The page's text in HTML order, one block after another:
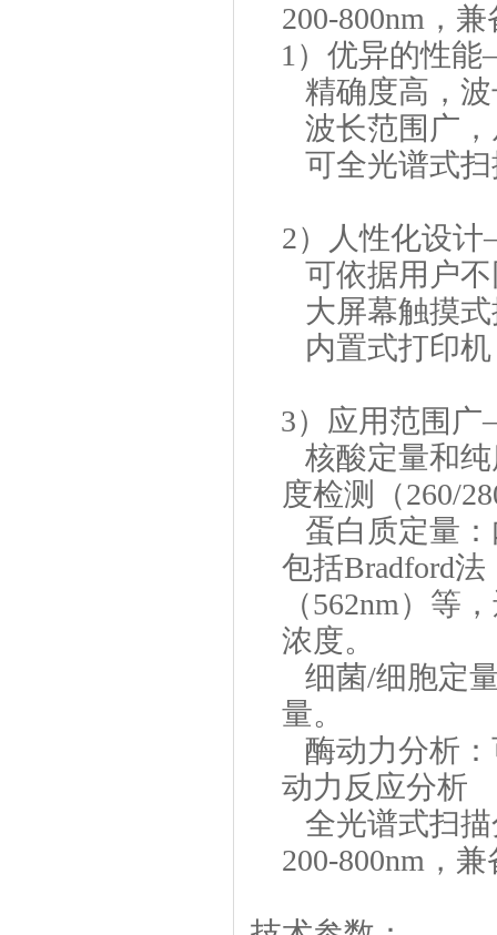
200-800nm，
1）优异的性
精确度高，波
波长范围广，
可全光谱式
2）人性化设
可依据用户
大屏幕触摸
内置式打印
3）应用范围
核酸定量和
度检测（260/
蛋白质定量
包括Bradford
（562nm）等
浓度。
细菌/细胞定
量。
酶动力分析
动力反应分析
全光谱式扫
200-800nm，